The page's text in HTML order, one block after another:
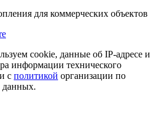
для коммерческих объектов
cookie, данные об IP-адресе и
информации технического
с политикой организации по
данных.